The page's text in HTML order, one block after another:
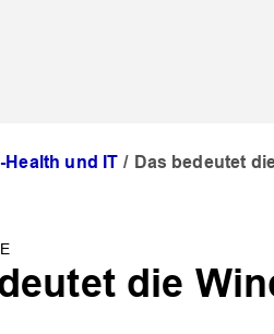
Health und IT Das bedeutet
die